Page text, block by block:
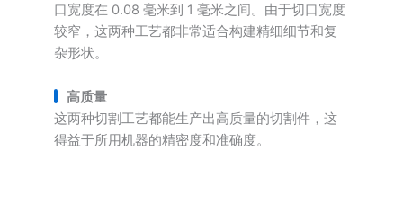
口宽度在 0.08 毫米到 1 毫米之间。由于切口宽度
较窄，这两种工艺都非常适合构建精细细节和复
杂形状。
高质量
这两种切割工艺都能生产出高质量的切割件，这
得益于所用机器的精密度和准确度。